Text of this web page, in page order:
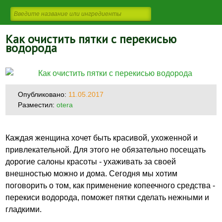
Как очистить пятки с перекисью
водорода
Опубликовано: 11.05.2017
Разместил:otera
Каждая женщина хочет быть красивой, ухоженной и
привлекательной. Для этого не обязательно посещать
дорогие салоны красоты - ухаживать за своей
внешностью можно и дома. Сегодня мы хотим
поговорить о том, как применение копеечного средства -
перекиси водорода, поможет пятки сделать нежными и
гладкими.